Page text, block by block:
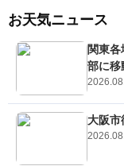
お天気ニュース
関東
部に移
大阪